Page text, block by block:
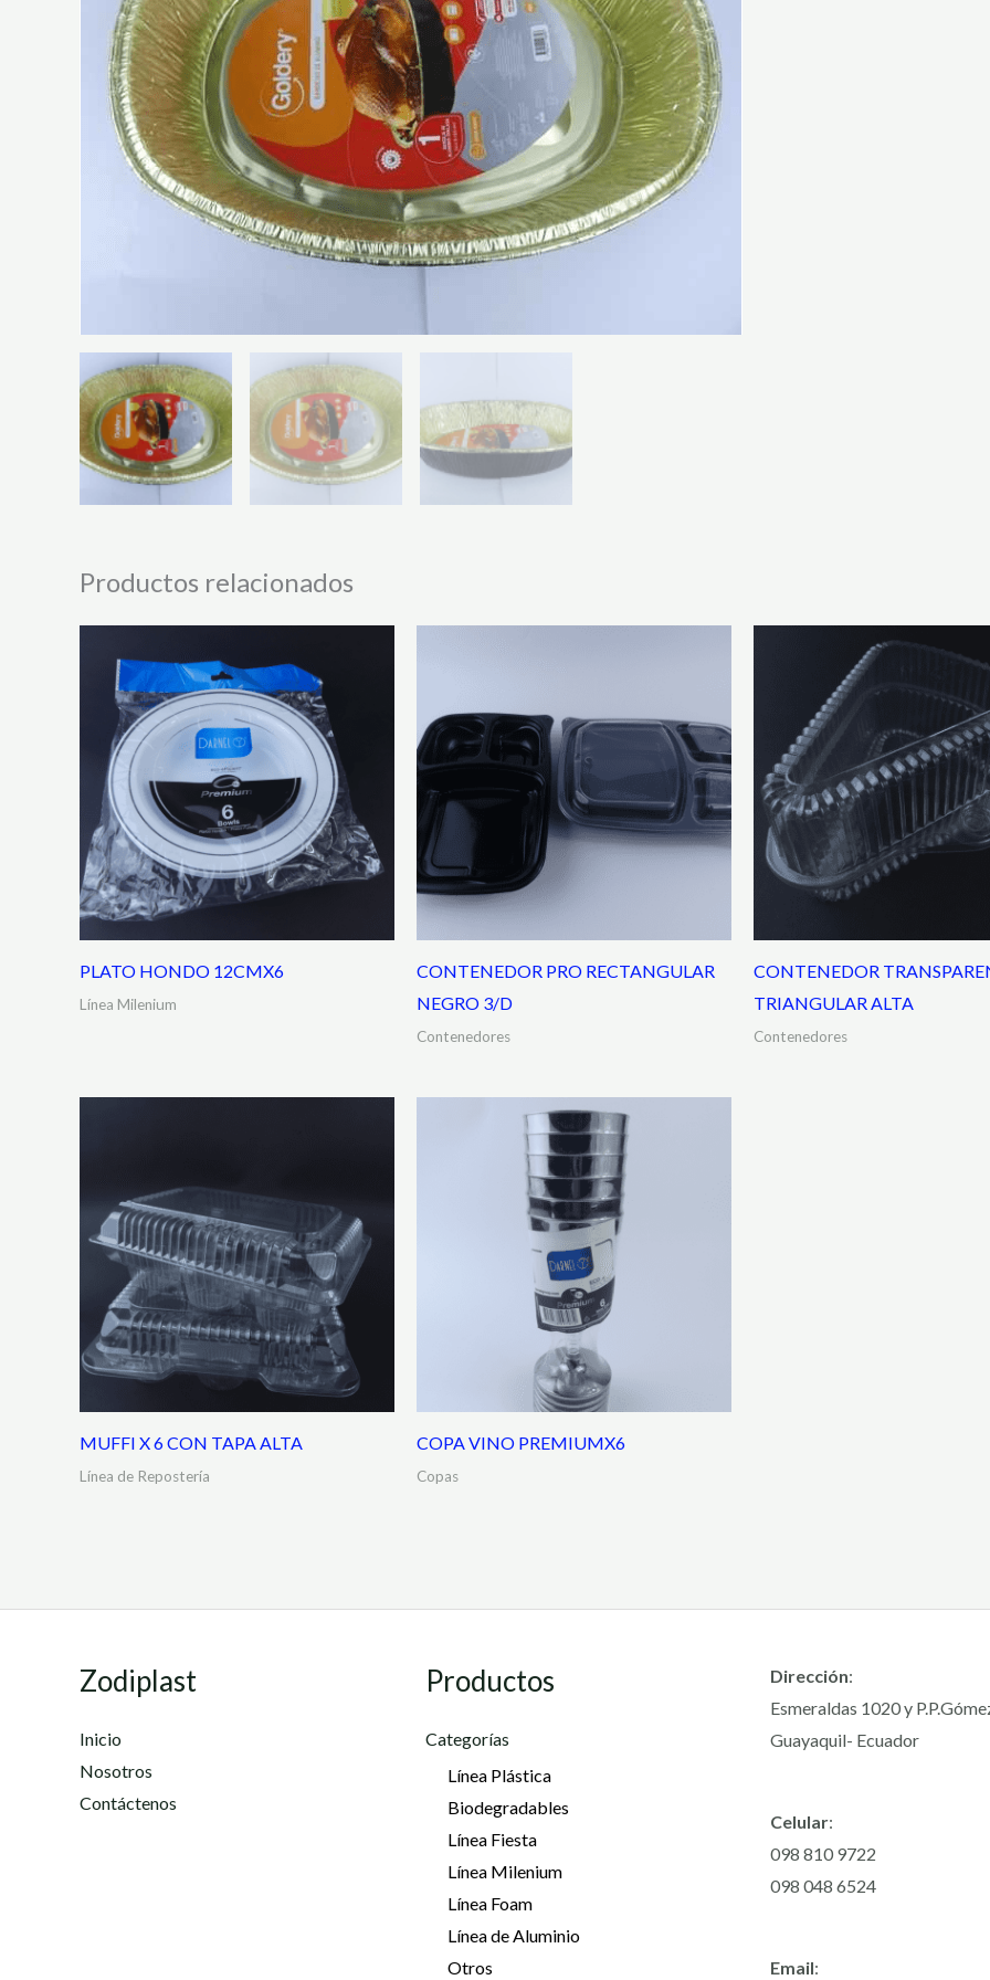
Productos relacionados
PLATO HONDO 12CMX6
Línea Milenium
CONTENEDOR PRO RECTANGULAR
NEGRO 3/D
Contenedores
CONTENEDOR
TRIANGULAR ALTA
Contenedores
MUFFI X 6 CON TAPA ALTA
Línea de Repostería
COPA VINO PREMIUMX6
Copas
Zodiplast
Inicio
Nosotros
Contáctenos
Productos
Categorías
Línea Plástica
Biodegradables
Línea Fiesta
Línea Milenium
Línea Foam
Línea de Aluminio
Otros
Dirección:
Esmeraldas 1020 y
Guayaquil- Ecuador
Celular:
098 810 9722
098 048 6524
Email: